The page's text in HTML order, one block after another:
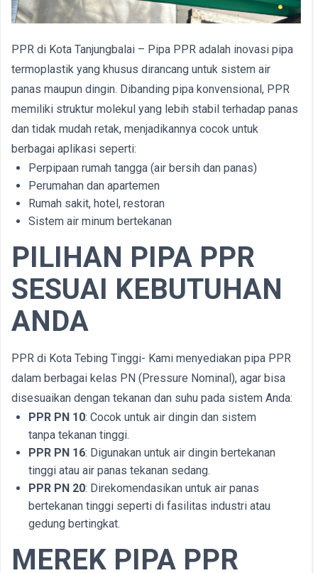
PPR di Kota Tanjungbalai – Pipa PPR adalah inovasi pipa
termoplastik yang khusus dirancang untuk sistem air
panas maupun dingin. Dibanding pipa konvensional, PPR
memiliki struktur molekul yang lebih stabil terhadap panas
dan tidak mudah retak, menjadikannya cocok untuk
berbagai aplikasi seperti:
Perpipaan rumah tangga (air bersih dan panas)
Perumahan dan apartemen
Rumah sakit, hotel, restoran
Sistem air minum bertekanan
PILIHAN PIPA PPR
SESUAI KEBUTUHAN
ANDA
PPR di Kota Tebing Tinggi- Kami menyediakan pipa PPR
dalam berbagai kelas PN (Pressure Nominal), agar bisa
disesuaikan dengan tekanan dan suhu pada sistem Anda:
PPR PN 10: Cocok untuk air dingin dan sistem
tanpa tekanan tinggi.
PPR PN 16: Digunakan untuk air dingin bertekanan
tinggi atau air panas tekanan sedang.
PPR PN 20: Direkomendasikan untuk air panas
bertekanan tinggi seperti di fasilitas industri atau
gedung bertingkat.
MEREK PIPA PPR